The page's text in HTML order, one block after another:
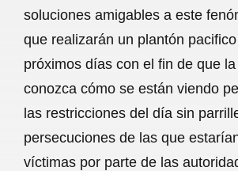
soluciones amigables a este
que realizarán un plantón
próximos días con el fin de que
conozca cómo se están viendo
las restricciones del día sin
persecuciones de las que
víctimas por parte de las